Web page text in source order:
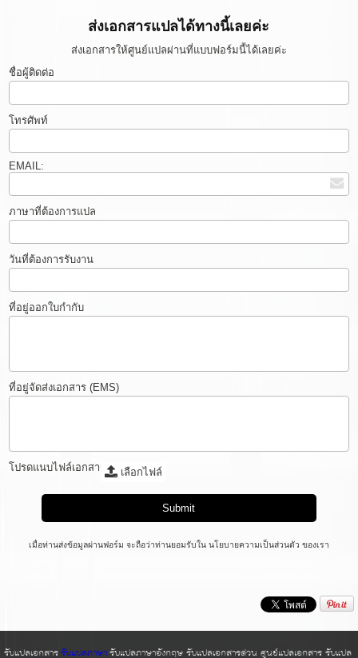
ส่งเอกสารแปลได้ทางนี้เลยค่ะ
ส่งเอกสารให้ศูนย์แปลผ่านที่แบบฟอร์มนี้ได้เลยค่ะ
ชื่อผู้ติดต่อ
โทรศัพท์
EMAIL:
ภาษาที่ต้องการแปล
วันที่ต้องการรับงาน
ที่อยู่ออกใบกำกับ
ที่อยู่จัดส่งเอกสาร (EMS)
โปรดแนบไฟล์เอกสาร เลือกไฟล์
เมื่อท่านส่งข้อมูลผ่านฟอร์ม จะถือว่าท่านยอมรับในนโยบายความเป็นส่วนตัว ของเรา
รับแปลเอกสารรับแปลภาษารับแปลภาษาอังกฤษ รับแปลเอกสารด่วน ศูนย์แปลเอกสาร รับแปล